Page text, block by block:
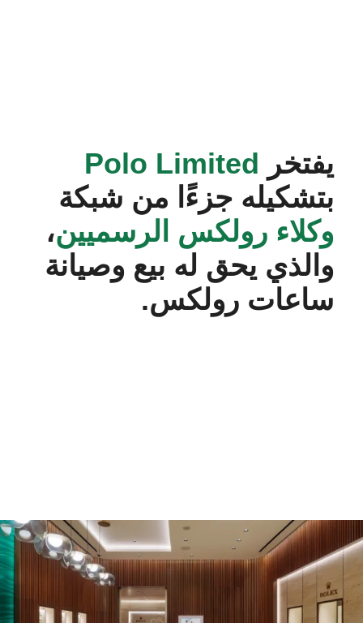
يفتخر ‭Polo Limited‬
بتشكيله جزءًا من شبكة
وكلاء رولكس الرسميين،
والذي يحق له بيع وصيانة
ساعات رولكس.